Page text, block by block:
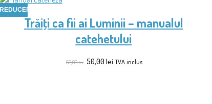
REDUCERI!
Trăiţi ca fii ai Luminii – manualul
catehetului
60,00lei 50,00lei TVA inclus